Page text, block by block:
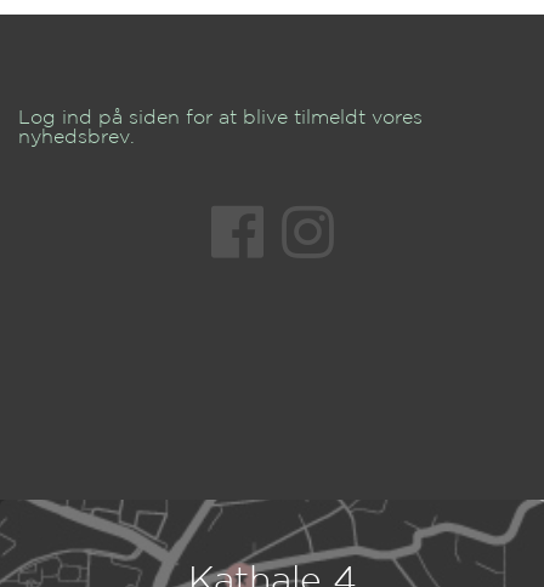
Log ind på siden for at blive tilmeldt vores
nyhedsbrev.